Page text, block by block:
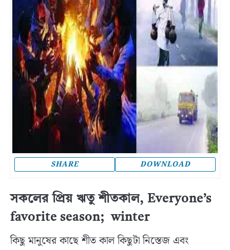
SHARE DOWNLOAD
সকলের প্রিয় ঋতু শীতকাল, Everyone’s
favorite season; winter
কিছু মানুষের কাছে শীত কাল কিছুটা নিস্তেজ এবং